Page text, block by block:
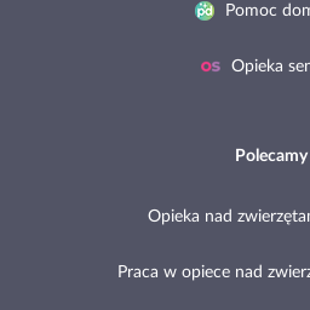
Pomoc
Opieka
Polecamy
Opieka nad
Praca w opiece nad